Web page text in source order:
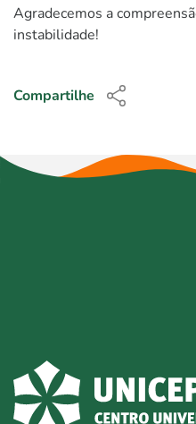
Agradecemos a
instabilidade!
Compartilhe